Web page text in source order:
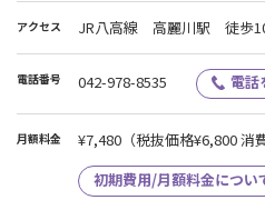
アクセス JR八高線 高麗川駅 徒歩
電話番号 042-978-8535 電話
月額料金 ¥7,480 （税抜価格¥6,800 消
初期費用/月額料金につい